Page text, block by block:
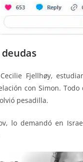
Fjellhøy,
con Simon.
pesadilla.
lo demandó en